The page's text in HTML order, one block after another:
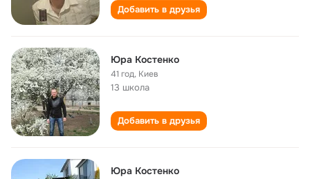
Добавить в друзья
Юра Костенко
41 год, Киев
13 школа
Добавить в друзья
Юра Костенко